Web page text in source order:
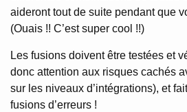
aideront tout de suite pendant que
(Ouais !! C’est super cool !!)
Les fusions doivent être testées et
donc attention aux risques cachés
sur les niveaux d’intégrations), et
fusions d’erreurs !